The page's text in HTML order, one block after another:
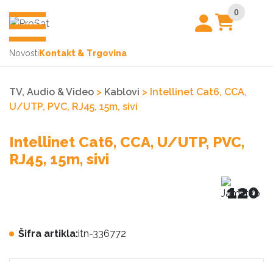
0
Novosti Kontakt & Trgovina
TV, Audio & Video > Kablovi > Intellinet Cat6, CCA,
U/UTP, PVC, RJ45, 15m, sivi
Intellinet Cat6, CCA, U/UTP, PVC,
RJ45, 15m, sivi
Šifra artikla:itn-336772
120